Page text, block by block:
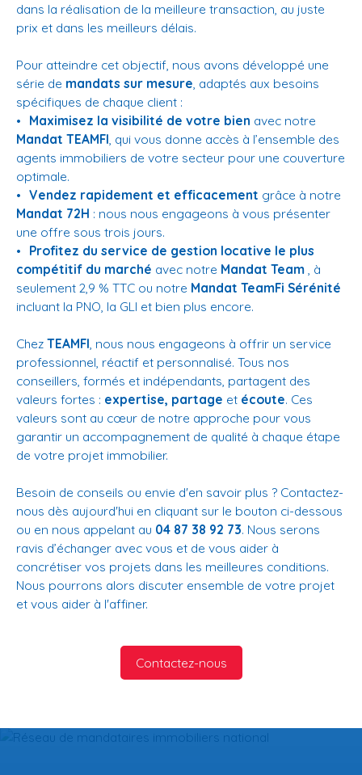
dans la réalisation de la meilleure transaction, au juste
prix et dans les meilleurs délais.
Pour atteindre cet objectif, nous avons développé une
série de mandats sur mesure, adaptés aux besoins
spécifiques de chaque client :
Maximisez la visibilité de votre bien avec notre
Mandat TEAMFI, qui vous donne accès à l’ensemble des
agents immobiliers de votre secteur pour une couverture
optimale.
Vendez rapidement et efficacement grâce à notre
Mandat 72H : nous nous engageons à vous présenter
une offre sous trois jours.
Profitez du service de gestion locative le plus
compétitif du marché avec notre Mandat Team , à
seulement 2,9 % TTC ou notre Mandat TeamFi Sérénité
incluant la PNO, la GLI et bien plus encore.
Chez TEAMFI, nous nous engageons à offrir un service
professionnel, réactif et personnalisé. Tous nos
conseillers, formés et indépendants, partagent des
valeurs fortes : expertise, partage et écoute. Ces
valeurs sont au cœur de notre approche pour vous
garantir un accompagnement de qualité à chaque étape
de votre projet immobilier.
Besoin de conseils ou envie d'en savoir plus ? Contactez-
nous dès aujourd'hui en cliquant sur le bouton ci-dessous
ou en nous appelant au 04 87 38 92 73. Nous serons
ravis d’échanger avec vous et de vous aider à
concrétiser vos projets dans les meilleures conditions.
Nous pourrons alors discuter ensemble de votre projet
et vous aider à l'affiner.
Contactez-nous